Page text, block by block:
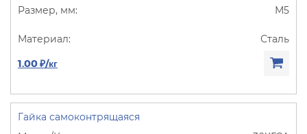
М5
Сталь
1.00 ₽/кг
Гайка самоконтрящаяся